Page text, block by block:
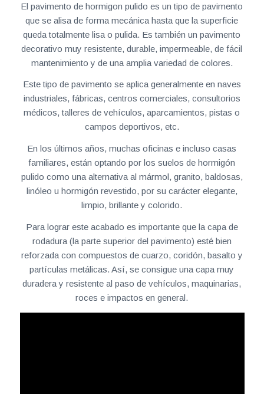
El pavimento de hormigon pulido es un tipo de pavimento
que se alisa de forma mecánica hasta que la superficie
queda totalmente lisa o pulida. Es también un pavimento
decorativo muy resistente, durable, impermeable, de fácil
mantenimiento y de una amplia variedad de colores.
Este tipo de pavimento se aplica generalmente en naves
industriales, fábricas, centros comerciales, consultorios
médicos, talleres de vehículos, aparcamientos, pistas o
campos deportivos, etc.
En los últimos años, muchas oficinas e incluso casas
familiares, están optando por los suelos de hormigón
pulido como una alternativa al mármol, granito, baldosas,
linóleo u hormigón revestido, por su carácter elegante,
limpio, brillante y colorido.
Para lograr este acabado es importante que la capa de
rodadura (la parte superior del pavimento) esté bien
reforzada con compuestos de cuarzo, coridón, basalto y
partículas metálicas. Así, se consigue una capa muy
duradera y resistente al paso de vehículos, maquinarias,
roces e impactos en general.